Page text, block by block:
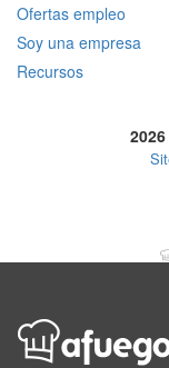
Ofertas empleo
Soy una empresa
Recursos